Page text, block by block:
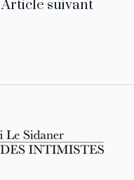
Article suivant